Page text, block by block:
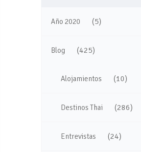
Año 2020 (5)
Blog (425)
Alojamientos (10)
Destinos Thai (286)
Entrevistas (24)